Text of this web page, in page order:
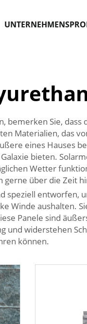
bemerken Sie,
Materialien, das
eines Hauses
bieten.
Wetter
gerne über die Zeit
speziell entworfen,
Winde
Panele sind
und widerstehen
können.